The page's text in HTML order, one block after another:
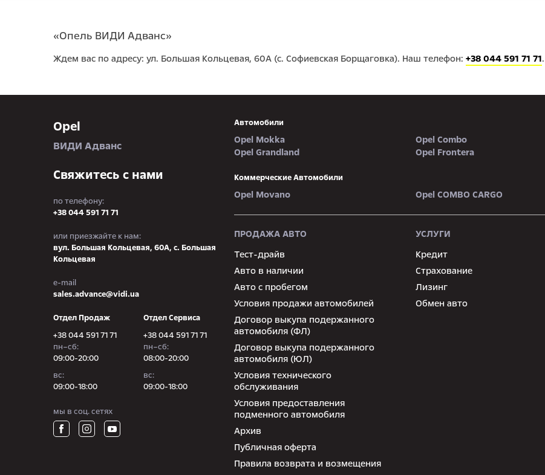
«Опель ВИДИ Адванс»
Ждем вас по адресу: ул. Большая Кольцевая, 60А (с. Софиевская Борщаговка). Наш телефон: +38 044 591 71 71.
Opel
ВИДИ Адванс
Свяжитесь с нами
по телефону:
+38 044 591 71 71
или приезжайте к нам:
вул. Большая Кольцевая, 60А, с. Большая
Кольцевая
e-mail
sales.advance@vidi.ua
Отдел Продаж
+38 044 591 71 71
пн–сб:
09:00-20:00
вc:
09:00-18:00
Отдел Сервиса
+38 044 591 71 71
пн–сб:
08:00-20:00
вc:
09:00-18:00
мы в соц. сетях
Автомобили
Opel Mokka Opel Combo
Opel Grandland
Opel Frontera
Коммерческие Автомобили
Opel Movano Opel COMBO CARGO
ПРОДАЖА АВТО
Тест-драйв
Авто в наличии
Авто с пробегом
Условия продажи автомобилей
Договор выкупа подержанного
автомобиля (ФЛ)
Договор выкупа подержанного
автомобиля (ЮЛ)
Условия технического
обслуживания
Условия предоставления
подменного автомобиля
Архив
Публичная оферта
Правила возврата и возмещения
УСЛУГИ
Кредит
Страхование
Лизинг
Обмен авто